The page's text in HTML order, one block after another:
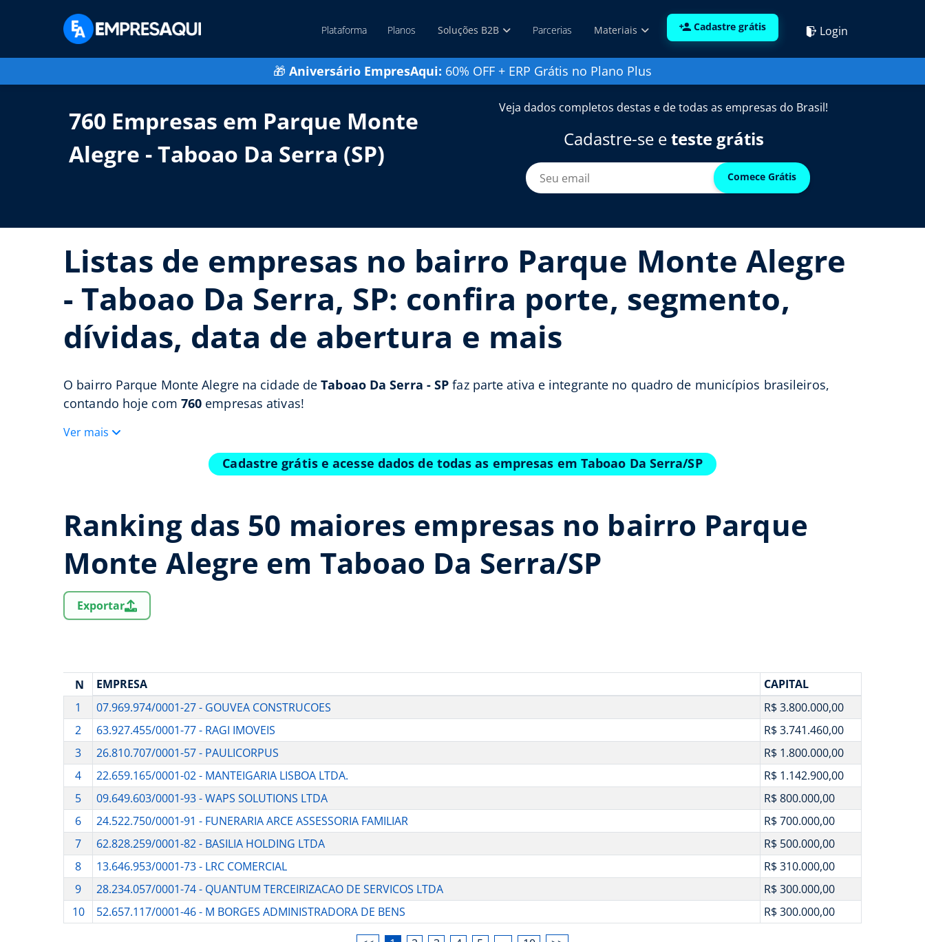
Plataforma Planos Soluções B2B Parcerias Materiais Cadastre grátis Login
🎁 Aniversário EmpresAqui: 60% OFF + ERP Grátis no Plano Plus
760 Empresas em Parque Monte
Alegre - Taboao Da Serra (SP)
Veja dados completos destas e de todas as empresas do Brasil!
Cadastre-se eteste grátis
Comece Grátis
Listas de empresas no bairro Parque Monte Alegre
- Taboao Da Serra, SP: confira porte, segmento,
dívidas, data de abertura e mais
O bairro Parque Monte Alegre na cidade deTaboao Da Serra - SP faz parte ativa e integrante no quadro de municípios brasileiros,
contando hoje com 760 empresas ativas!
Ver mais
Cadastre grátis e acesse dados de todas as empresas em Taboao Da Serra/SP
Ranking das 50 maiores empresas no bairro Parque
Monte Alegre em Taboao Da Serra/SP
Exportar
N EMPRESA
CAPITAL
1
07.969.974/0001-27 - GOUVEA CONSTRUCOES
R$ 3.800.000,00
2
63.927.455/0001-77 - RAGI IMOVEIS
R$ 3.741.460,00
3
26.810.707/0001-57 - PAULICORPUS
R$ 1.800.000,00
4
22.659.165/0001-02 - MANTEIGARIA LISBOA LTDA.
R$ 1.142.900,00
5
09.649.603/0001-93 - WAPS SOLUTIONS LTDA
R$ 800.000,00
6
24.522.750/0001-91 - FUNERARIA ARCE ASSESSORIA FAMILIAR
R$ 700.000,00
7
62.828.259/0001-82 - BASILIA HOLDING LTDA
R$ 500.000,00
8
13.646.953/0001-73 - LRC COMERCIAL
R$ 310.000,00
9
28.234.057/0001-74 - QUANTUM TERCEIRIZACAO DE SERVICOS LTDA
R$ 300.000,00
10
52.657.117/0001-46 - M BORGES ADMINISTRADORA DE BENS R$ 300.000,00